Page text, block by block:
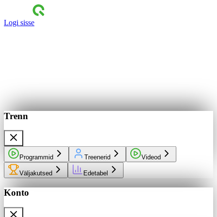
Logi sisse
Trenn
Programmid Treenerid Videod
Väljakutsed Edetabel
Konto